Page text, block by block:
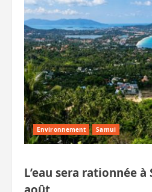
Français
et
des
Suisses
arrêtés.
Deux
très
jeunes
Russes
disparaissent
à
Pattaya.
MàJ.
Etc.
Environnement Samui
L’eau sera rationnée à